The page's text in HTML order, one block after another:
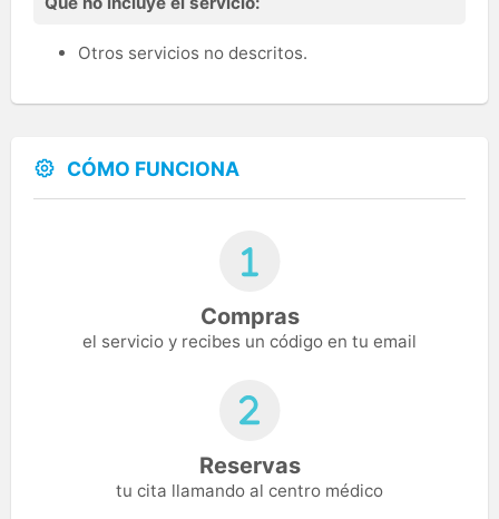
Otros servicios no descritos.
CÓMO FUNCIONA
Compras
el servicio y recibes un código en tu email
Reservas
tu cita llamando al centro médico